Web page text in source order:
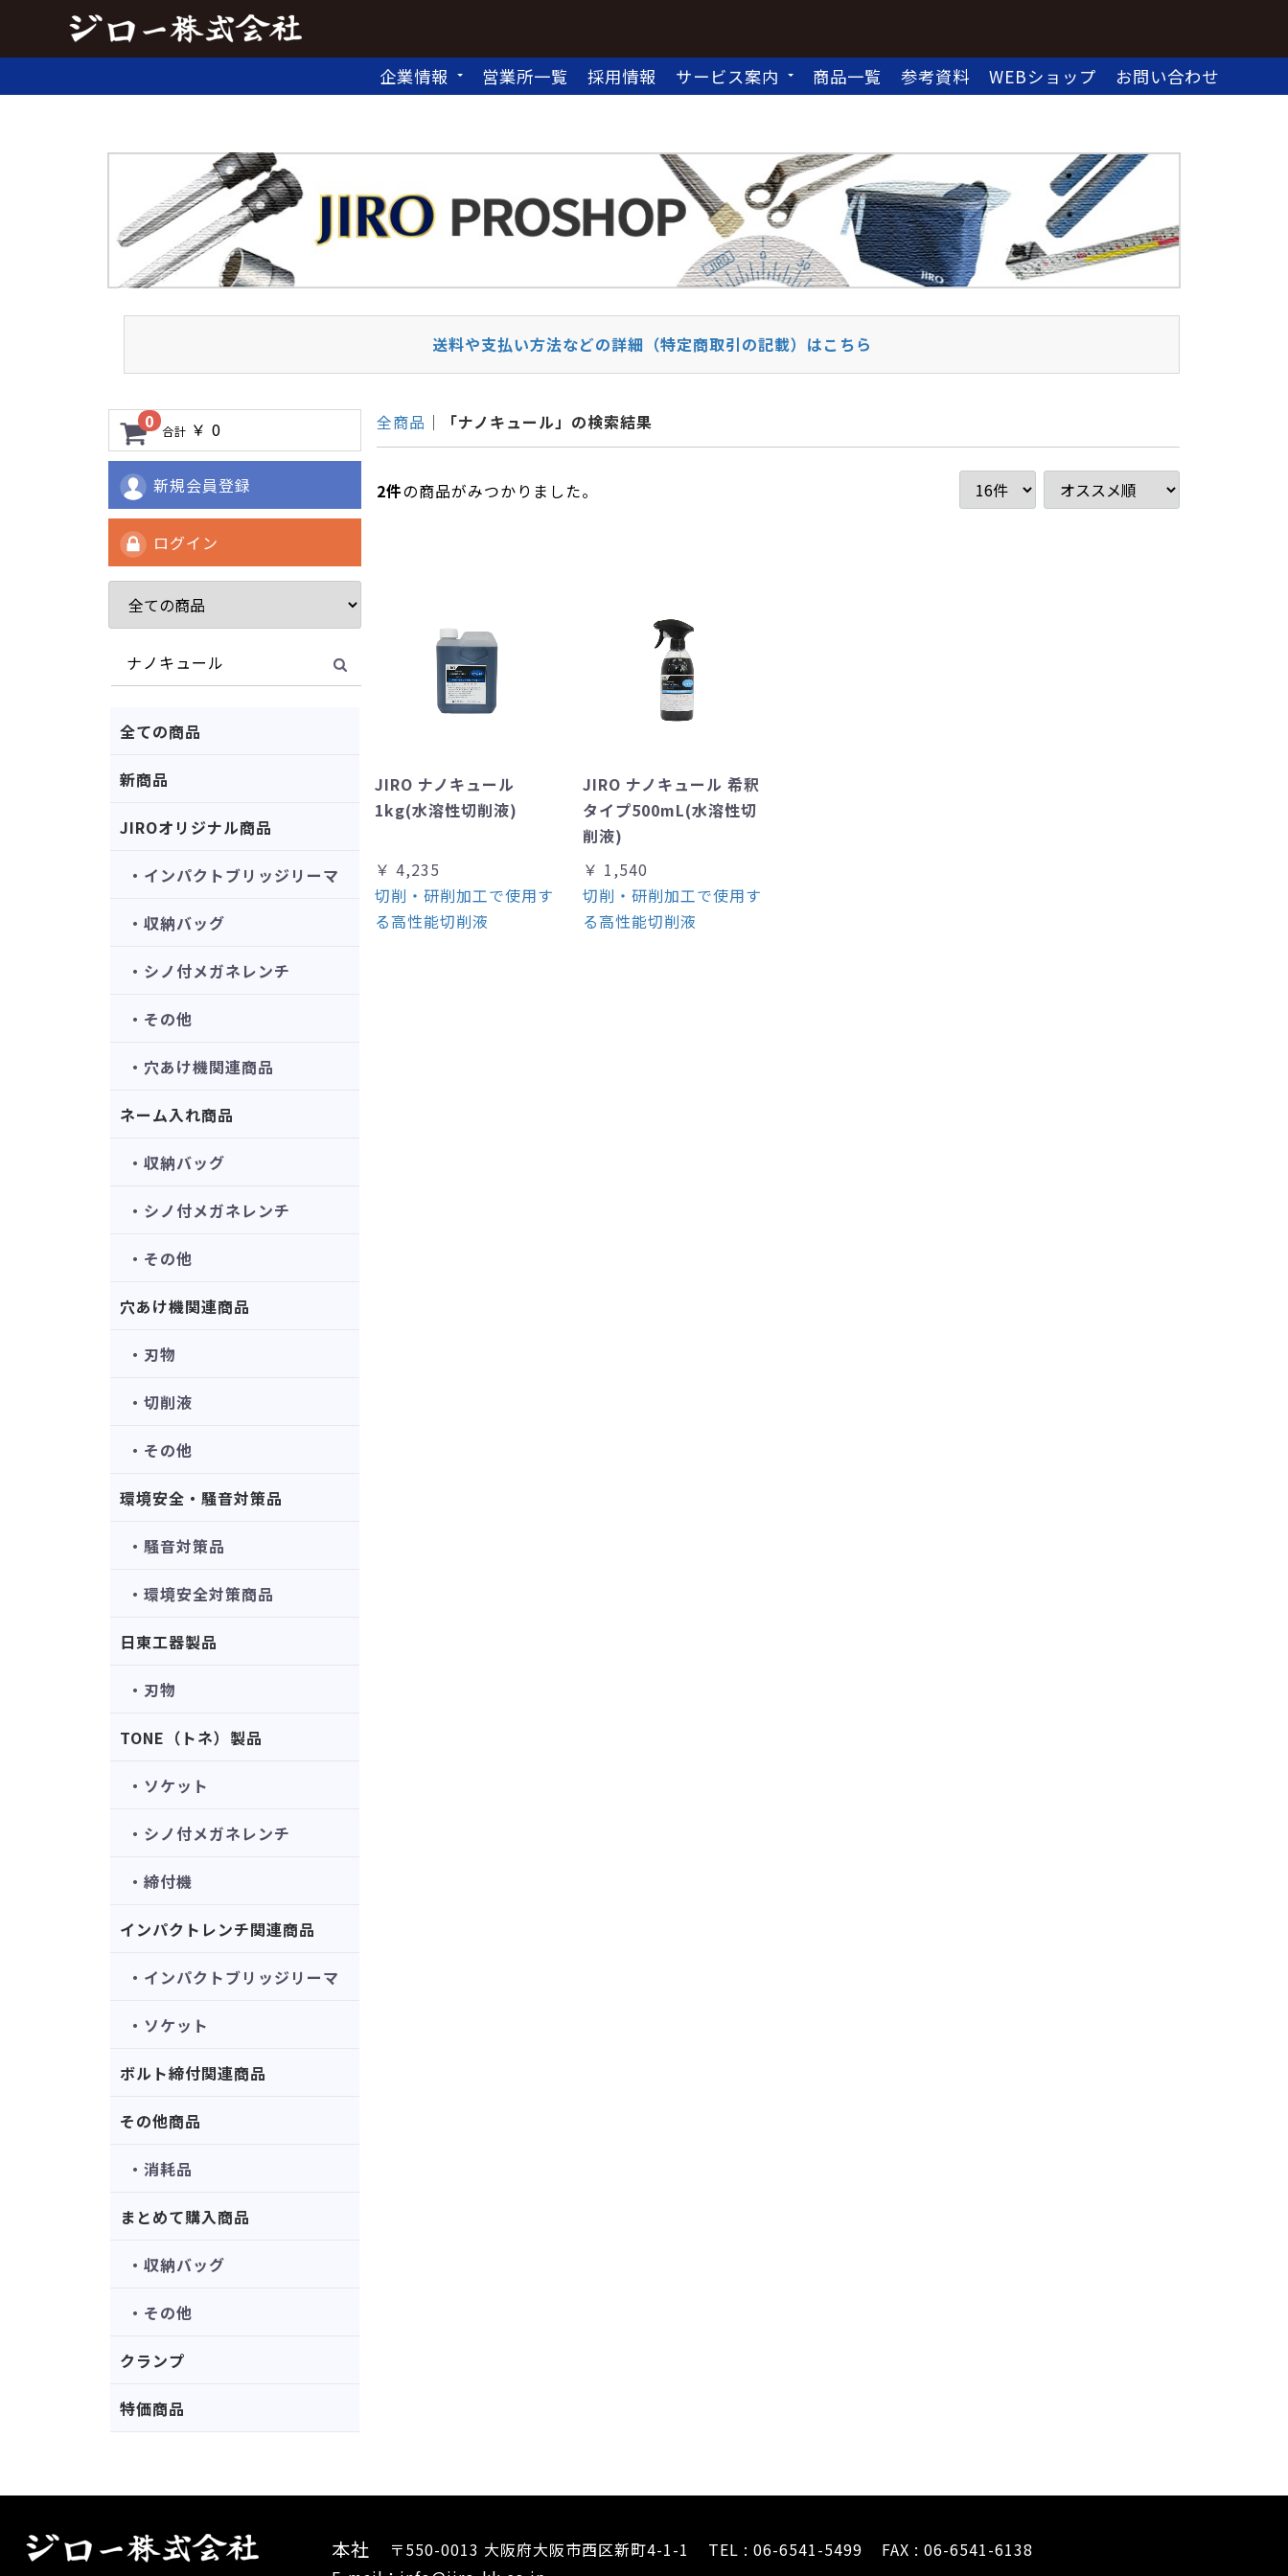
企業情報 営業所一覧 採用情報 サービス案内 商品一覧 参考資料 WEBショップ お問い合わせ
送料や支払い方法などの詳細（特定商取引の記載）はこちら
0 合計 ￥ 0
新規会員登録
ログイン
全ての商品
新商品
JIROオリジナル商品
・インパクトブリッジリーマ
・収納バッグ
・シノ付メガネレンチ
・その他
・穴あけ機関連商品
ネーム入れ商品
・収納バッグ
・シノ付メガネレンチ
・その他
穴あけ機関連商品
・刃物
・切削液
・その他
環境安全・騒音対策品
・騒音対策品
・環境安全対策商品
日東工器製品
・刃物
TONE（トネ）製品
・ソケット
・シノ付メガネレンチ
・締付機
インパクトレンチ関連商品
・インパクトブリッジリーマ
・ソケット
ボルト締付関連商品
その他商品
・消耗品
まとめて購入商品
・収納バッグ
・その他
クランプ
特価商品
全商品 「ナノキュール」の検索結果
2件の商品がみつかりました。
JIRO ナノキュール
1kg(水溶性切削液)
￥ 4,235
切削・研削加工で使用す
る高性能切削液
JIRO ナノキュール 希釈
タイプ500mL(水溶性切
削液)
￥ 1,540
切削・研削加工で使用す
る高性能切削液
本社 〒550-0013 大阪府大阪市西区新町4-1-1 TEL : 06-6541-5499
FAX : 06-6541-6138